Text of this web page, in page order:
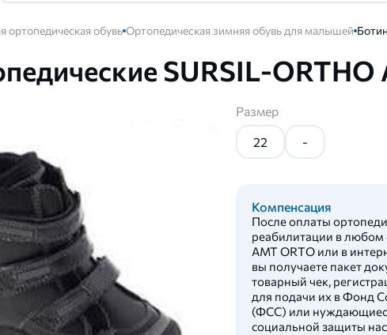
ортопедическая обувь Ортопедическая зимняя обувь для малышей
SURSIL-
Размер
22 -
Компенсация
После оплаты
реабилитации в любом
AMT ORTO или в
вы получаете пакет
товарный чек,
для подачи их в Фонд
(ФСС) или
социальной защиты